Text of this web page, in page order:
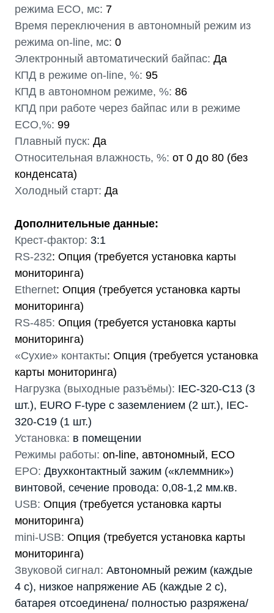
режима ECO, мс: 7
Время переключения в автономный режим из
режима on-line, мс: 0
Электронный автоматический байпас: Да
КПД в режиме on-line, %: 95
КПД в автономном режиме, %: 86
КПД при работе через байпас или в режиме
ECO,%: 99
Плавный пуск: Да
Относительная влажность, %: от 0 до 80 (без
конденсата)
Холодный старт: Да
Дополнительные данные:
Крест-фактор: 3:1
RS-232: Опция (требуется установка карты
мониторинга)
Ethernet: Опция (требуется установка карты
мониторинга)
RS-485: Опция (требуется установка карты
мониторинга)
«Сухие» контакты: Опция (требуется установка
карты мониторинга)
Нагрузка (выходные разъёмы): IEC-320-C13 (3
шт.), EURO F-type с заземлением (2 шт.), IEC-
320-C19 (1 шт.)
Установка: в помещении
Режимы работы: on-line, автономный, ECO
EPO: Двухконтактный зажим («клеммник»)
винтовой, сечение провода: 0,08-1,2 мм.кв.
USB: Опция (требуется установка карты
мониторинга)
mini-USB: Опция (требуется установка карты
мониторинга)
Звуковой сигнал: Автономный режим (каждые
4 с), низкое напряжение АБ (каждые 2 с),
батарея отсоединена/ полностью разряжена/